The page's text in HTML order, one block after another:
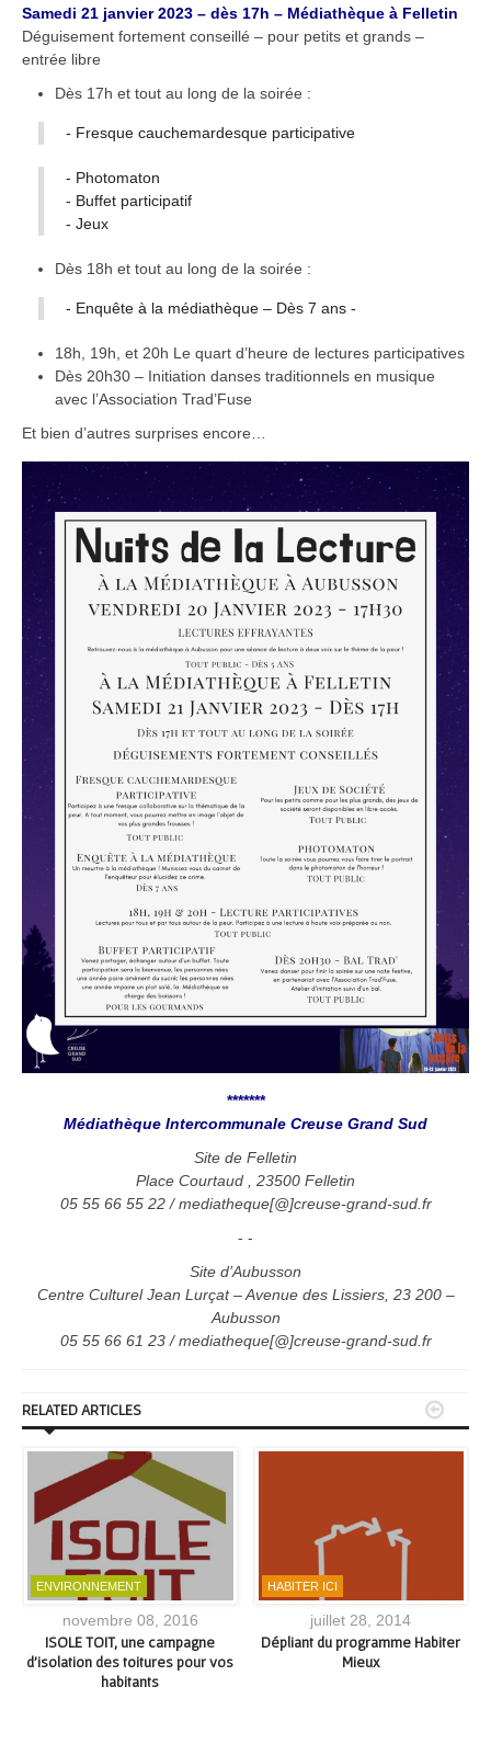
Samedi 21 janvier 2023 – dès 17h – Médiathèque à Felletin
Déguisement fortement conseillé – pour petits et grands –
entrée libre
Dès 17h et tout au long de la soirée :
- Fresque cauchemardesque participative
- Photomaton
- Buffet participatif
- Jeux
Dès 18h et tout au long de la soirée :
- Enquête à la médiathèque – Dès 7 ans -
18h, 19h, et 20h Le quart d’heure de lectures participatives
Dès 20h30 – Initiation danses traditionnels en musique
avec l’Association Trad’Fuse
Et bien d’autres surprises encore…
*******
Médiathèque Intercommunale Creuse Grand Sud
Site de Felletin
Place Courtaud , 23500 Felletin
05 55 66 55 22 / mediatheque[@]creuse-grand-sud.fr
- -
Site d’Aubusson
Centre Culturel Jean Lurçat – Avenue des Lissiers, 23 200 –
Aubusson
05 55 66 61 23 / mediatheque[@]creuse-grand-sud.fr
RELATED ARTICLES
ENVIRONNEMENT
novembre 08, 2016
ISOLE TOIT, une campagne
d’isolation des toitures pour vos
habitants
HABITER ICI
juillet 28, 2014
Dépliant du programme Habiter
Mieux
